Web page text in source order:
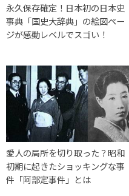
永久保存確定！日本初の日本史
事典「国史大辞典」の絵図ペー
ジが感動レベルでスゴい！
愛人の局所を切り取った？昭和
初期に起きたショッキングな事
件「阿部定事件」とは